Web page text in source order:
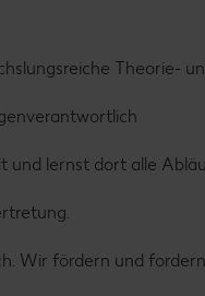
Theorie-
und lernst dort alle
Wir fördern und